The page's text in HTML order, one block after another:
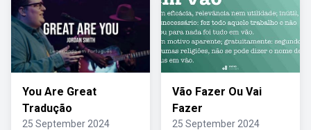
You Are Great
Tradução
25 September 2024
Vão Fazer Ou Vai
Fazer
25 September 2024